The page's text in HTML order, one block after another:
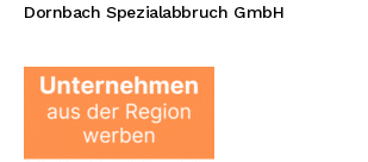
Dornbach Spezialabbruch GmbH